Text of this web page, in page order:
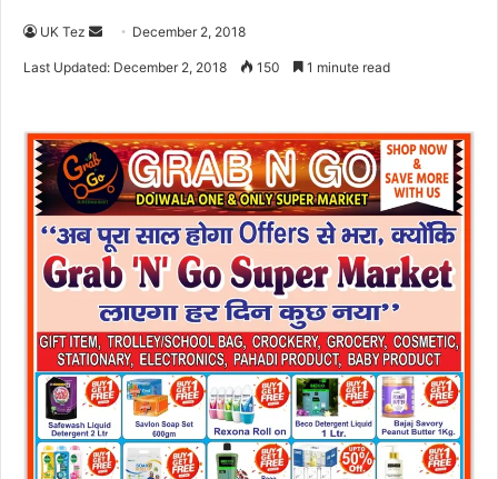
UK Tez
e
a
e
m
a
i
December 2, 2018
Last Updated: December 2, 2018 150 1 minute read